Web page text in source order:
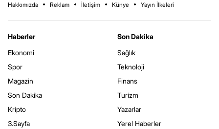
Hakkımızda Reklam İletişim Künye Yayın İlkeleri
Haberler
Ekonomi
Spor
Magazin
Son Dakika
Kripto
3.Sayfa
Son Dakika
Sağlık
Teknoloji
Finans
Turizm
Yazarlar
Yerel Haberler